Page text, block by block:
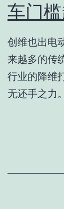
车门槛
创维也出电
来越多的传
行业的降维
无还手之力